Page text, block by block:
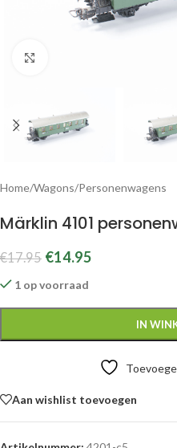
Home/Wagons/Personenwagens
Märklin 4101
€17.95 €14.95
1 op voorraad
IN
Aan wishlist toevoegen